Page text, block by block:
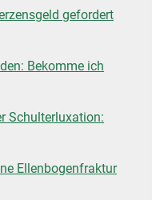
gefordert
Bekomme ich
Schulterluxation:
Ellenbogenfraktur